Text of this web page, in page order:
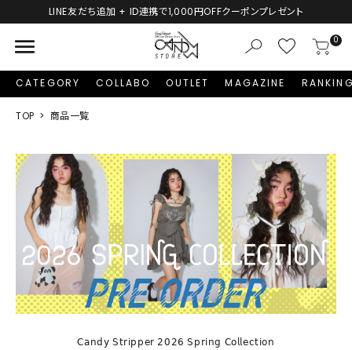
LINE友だち追加 + ID連携で1,000円OFFクーポンプレゼント
menu 0
CATEGORY COLLABO OUTLET MAGAZINE
TOP 商品一覧
𝖢𝖺𝗇𝖽𝗒 𝖲𝗍𝗋𝗂𝗉𝗉𝖾𝗋 𝟤𝟢𝟤𝟨 𝖲𝗉𝗋𝗂𝗇𝗀 𝖢𝗈𝗅𝗅𝖾𝖼𝗍𝗂𝗈𝗇